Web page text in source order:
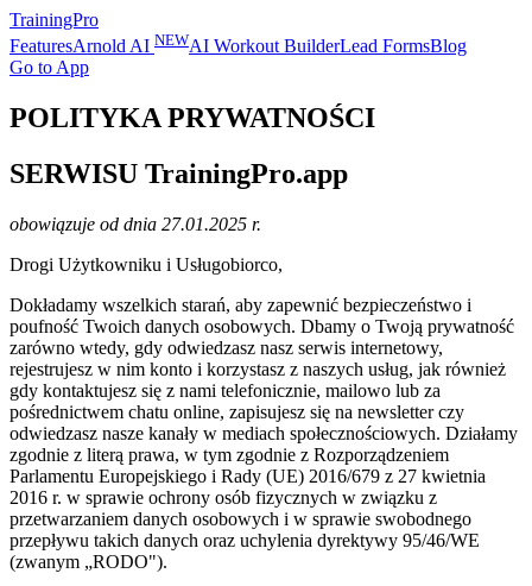
TrainingPro
FeaturesArnold AI NEWAI Workout BuilderLead FormsBlog
Go to App
POLITYKA PRYWATNOŚCI
SERWISU TrainingPro.app
obowiązuje od dnia 27.01.2025 r.
Drogi Użytkowniku i Usługobiorco,
Dokładamy wszelkich starań, aby zapewnić bezpieczeństwo i
poufność Twoich danych osobowych. Dbamy o Twoją prywatność
zarówno wtedy, gdy odwiedzasz nasz serwis internetowy,
rejestrujesz w nim konto i korzystasz z naszych usług, jak również
gdy kontaktujesz się z nami telefonicznie, mailowo lub za
pośrednictwem chatu online, zapisujesz się na newsletter czy
odwiedzasz nasze kanały w mediach społecznościowych. Działamy
zgodnie z literą prawa, w tym zgodnie z Rozporządzeniem
Parlamentu Europejskiego i Rady (UE) 2016/679 z 27 kwietnia
2016 r. w sprawie ochrony osób fizycznych w związku z
przetwarzaniem danych osobowych i w sprawie swobodnego
przepływu takich danych oraz uchylenia dyrektywy 95/46/WE
(zwanym „RODO").